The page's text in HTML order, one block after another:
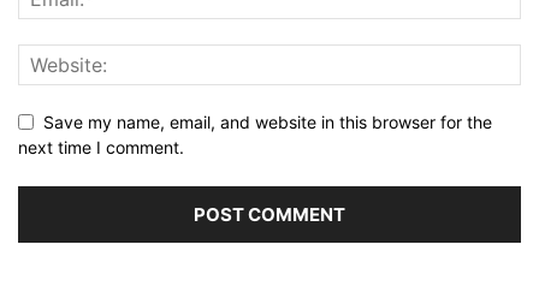
Save my name, email, and website in this browser for the
next time I comment.